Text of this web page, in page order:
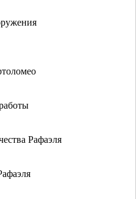
Рафаэля